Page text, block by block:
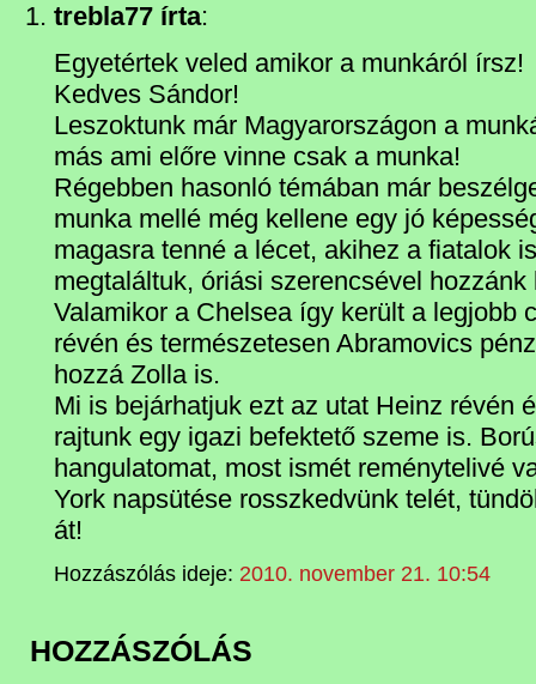
trebla77 írta:
Egyetértek veled amikor a munkáról írsz!
Kedves Sándor!
Leszoktunk már Magyarországon a
más ami előre vinne csak a munka!
Régebben hasonló témában már
munka mellé még kellene egy jó
magasra tenné a lécet, akihez a fiatalok
megtaláltuk, óriási szerencsével hozzánk
Valamikor a Chelsea így került a legjobb
révén és természetesen Abramovics
hozzá Zolla is.
Mi is bejárhatjuk ezt az utat Heinz révén
rajtunk egy igazi befektető szeme is.
hangulatomat, most ismét reménytelivé
York napsütése rosszkedvünk telét,
át!
Hozzászólás ideje: 2010. november 21. 10:54
HOZZÁSZÓLÁS